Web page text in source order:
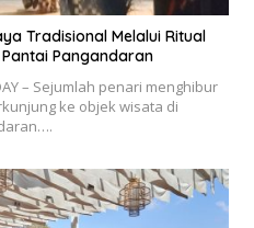
Tradisional Melalui Ritual
Pangandaran
– Sejumlah penari menghibur
ke objek wisata di